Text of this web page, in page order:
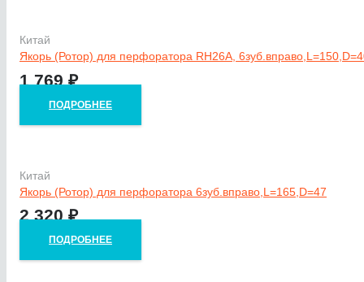
Китай
Якорь (Ротор) для перфоратора RH26A,
1 769₽
ПОДРОБНЕЕ
Китай
Якорь (Ротор) для перфоратора 6зуб.вправо,L=165,D=47
2 320₽
ПОДРОБНЕЕ